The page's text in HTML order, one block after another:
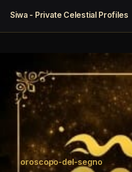
Siwa - Private Celestial Profiles
oroscopo-del-segno